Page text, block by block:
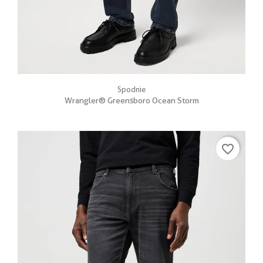
Spodnie
Wrangler® Greensboro Ocean Storm
favorite_border